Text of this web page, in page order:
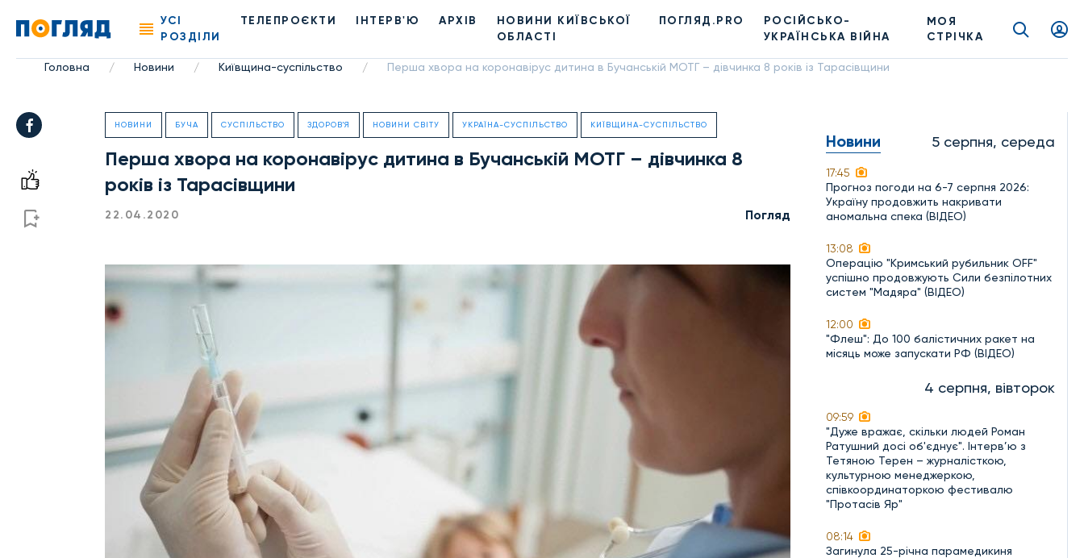
УСІ
РОЗДІЛИ
ТЕЛЕПРОЄКТИ ІНТЕРВ'Ю АРХІВ
НОВИНИ КИЇВСЬКОЇ
ОБЛАСТІ
ПОГЛЯД.PRO
РОСІЙСЬКО-
УКРАЇНСЬКА ВІЙНА
МОЯ
СТРІЧКА
Головна / Новини / Київщина-суспільство / Перша хвора на коронавірус дитина в Бучанській МОТГ – дівчинка 8 років із Тарасівщини
НОВИНИ БУЧА СУСПІЛЬСТВО ЗДОРОВ'Я НОВИНИ СВІТУ УКРАЇНА-СУСПІЛЬСТВО КИЇВЩИНА-СУСПІЛЬСТВО
Перша хвора на коронавірус дитина в Бучанській МОТГ – дівчинка 8
років із Тарасівщини
22.04.2020 Погляд
Новини 5 серпня, середа
17:45
Прогноз погоди на 6-7 серпня 2026:
Україну продовжить накривати
аномальна спека (ВІДЕО)
13:08
Операцію "Кримський рубильник OFF"
успішно продовжують Сили безпілотних
систем "Мадяра" (ВІДЕО)
12:00
"Флеш": До 100 балістичних ракет на
місяць може запускати РФ (ВІДЕО)
4 серпня, вівторок
09:59
"Дуже вражає, скільки людей Роман
Ратушний досі об'єднує". Інтерв’ю з
Тетяною Терен – журналісткою,
культурною менеджеркою,
співкоординаторкою фестивалю
"Протасів Яр"
08:14
Загинула 25-річна парамедикиня